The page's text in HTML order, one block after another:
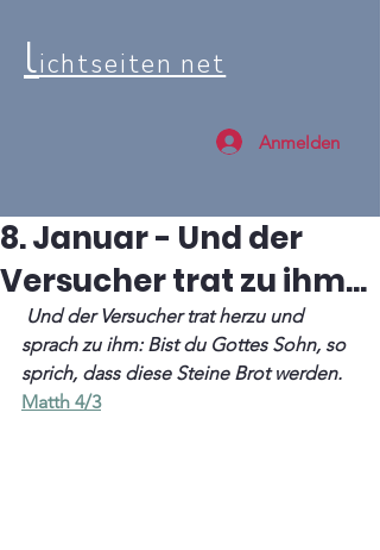
lichtseiten net
Anmelden
8. Januar - Und der
Versucher trat zu ihm...
sprach zu ihm: Bist du Gottes Sohn, so
sprich, dass diese Steine Brot werden.
Matth 4/3